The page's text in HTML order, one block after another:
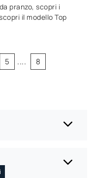
pranzo, scopri i
il modello Top
5 .... 8